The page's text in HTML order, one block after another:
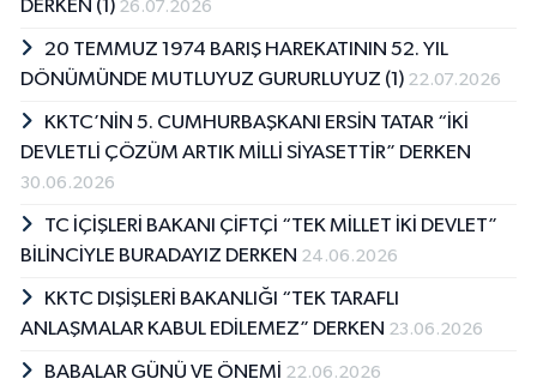
DERKEN (1) 26.07.2026
20 TEMMUZ 1974 BARIŞ HAREKATININ 52. YIL
DÖNÜMÜNDE MUTLUYUZ GURURLUYUZ (1) 22.07.2026
KKTC’NİN 5. CUMHURBAŞKANI ERSİN TATAR “İKİ
DEVLETLİ ÇÖZÜM ARTIK MİLLİ SİYASETTİR” DERKEN
30.06.2026
TC İÇİŞLERİ BAKANI ÇİFTÇİ “TEK MİLLET İKİ DEVLET”
BİLİNCİYLE BURADAYIZ DERKEN 24.06.2026
KKTC DIŞİŞLERİ BAKANLIĞI “TEK TARAFLI
ANLAŞMALAR KABUL EDİLEMEZ” DERKEN 23.06.2026
BABALAR GÜNÜ VE ÖNEMİ 22.06.2026